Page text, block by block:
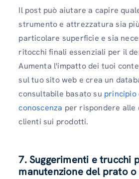
Il post può aiutare a capire
strumento e attrezzatura sia
particolare superficie e sia
ritocchi finali essenziali per il
Aumenta l'impatto dei tuoi
sul tuo sito web e crea un
consultabile basato su principio
conoscenza per rispondere alle
clienti sui prodotti.
7. Suggerimenti e trucchi
manutenzione del prato